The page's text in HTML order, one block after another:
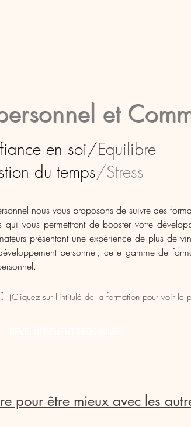
et
en soi​/Equilibre
du temps/Stress
nous vous proposons de suivre des
vous permettront de booster votre
présentant une expérience de plus de
personnel, cette gamme de
(Cliquez sur l'intitulé de la formation pour voir le
pour être mieux avec les